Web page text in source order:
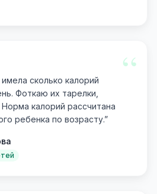
“
сколько калорий
Фоткаю их тарелки,
калорий рассчитана
ребенка по возрасту.”